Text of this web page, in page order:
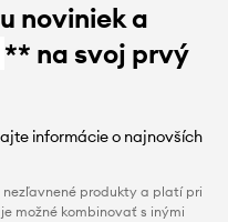
noviniek a
** na svoj prvý
informácie o najnovších
produkty a platí pri
možné kombinovať s inými